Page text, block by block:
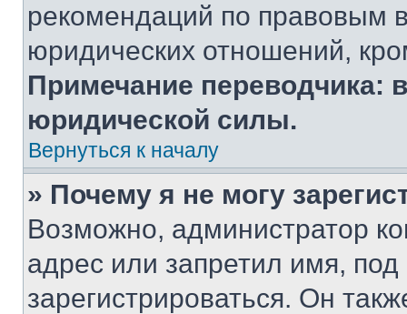
рекомендаций по правовым
юридических отношений,
Примечание переводчика:
юридической силы.
Вернуться к началу
» Почему я не могу
Возможно, администратор
адрес или запретил имя,
зарегистрироваться. Он